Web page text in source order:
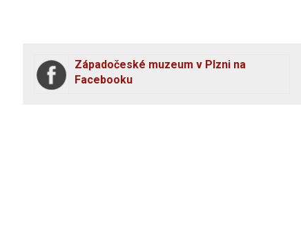
Západočeské muzeum v Plzni na
Facebooku